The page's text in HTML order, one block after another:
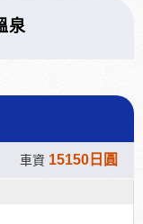
泉
車資 15150日圓